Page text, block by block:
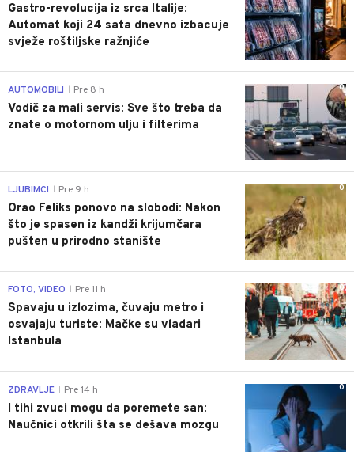
Gastro-revolucija iz srca Italije:
Automat koji 24 sata dnevno izbacuje
svježe roštiljske ražnjiće
0
AUTOMOBILI Pre 8 h
Vodič za mali servis: Sve što treba da
znate o motornom ulju i filterima
0
LJUBIMCI Pre 9 h
Orao Feliks ponovo na slobodi: Nakon
što je spasen iz kandži krijumčara
pušten u prirodno stanište
0
FOTO, VIDEO Pre 11 h
Spavaju u izlozima, čuvaju metro i
osvajaju turiste: Mačke su vladari
Istanbula
0
ZDRAVLJE Pre 14 h
I tihi zvuci mogu da poremete san:
Naučnici otkrili šta se dešava mozgu